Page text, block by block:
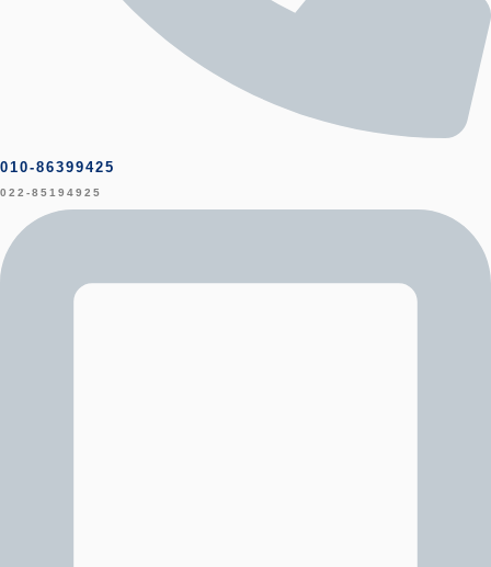
010-86399425
022-85194925